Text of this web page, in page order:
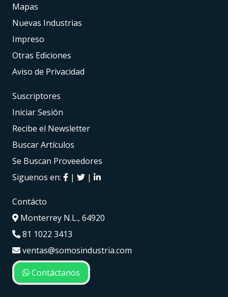
Mapas
Nuevas Industrias
Impreso
Otras Ediciones
Aviso de Privacidad
Suscriptores
Iniciar Sesión
Recibe el Newsletter
Buscar Artículos
Se Buscan Proveedores
Siguenos en:
| |
Contácto
Monterrey N.L., 64920
81 1022 3413
ventas@somosindustria.com
Contáctanos